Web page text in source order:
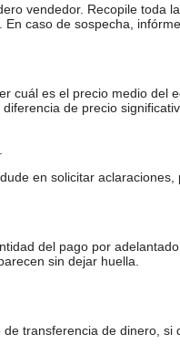
vendedor. Recopile toda
caso de sospecha,
cuál es el precio medio del
de precio
en solicitar
del pago por
sin dejar huella.
transferencia de dinero, si